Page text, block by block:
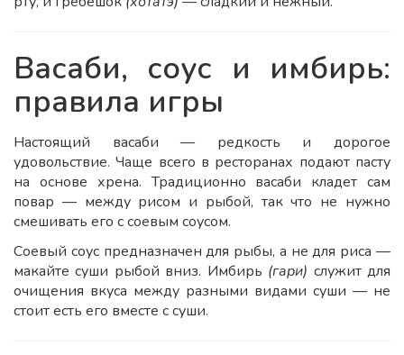
Васаби, соус и имбирь:
правила игры
Настоящий васаби — редкость и дорогое
удовольствие. Чаще всего в ресторанах подают пасту
на основе хрена. Традиционно васаби кладет сам
повар — между рисом и рыбой, так что не нужно
смешивать его с соевым соусом.
Соевый соус предназначен для рыбы, а не для риса —
макайте суши рыбой вниз. Имбирь (гари) служит для
очищения вкуса между разными видами суши — не
стоит есть его вместе с суши.